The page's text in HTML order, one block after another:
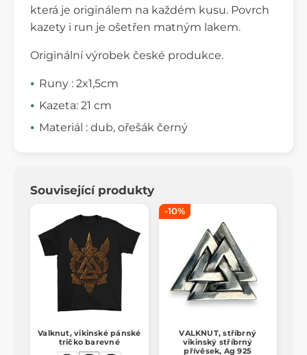
která je originálem na každém kusu. Povrch
kazety i run je ošetřen matným lakem.
Originální výrobek české produkce.
Runy : 2x1,5cm
Kazeta: 21 cm
Materiál : dub, ořešák černý
Související produkty
Valknut, vikinské pánské
tričko barevné
-10%
VALKNUT, stříbrný
vikinský stříbrný
přívěsek, Ag 925